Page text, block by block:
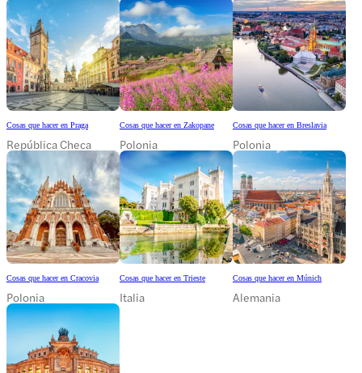
Cosas que hacer en Praga
República Checa
Cosas que hacer en Zakopane
Polonia
Cosas que hacer en Breslavia
Polonia
Cosas que hacer en Cracovia
Polonia
Cosas que hacer en Trieste
Italia
Cosas que hacer en Múnich
Alemania